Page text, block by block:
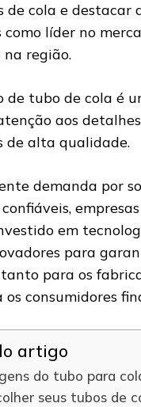
de cola e destacar
como líder no
região.
de tubo de cola é
aos
de alta qualidade.
demanda por
em
para
para os
consumidores
artigo
do tubo para
seus tubos de